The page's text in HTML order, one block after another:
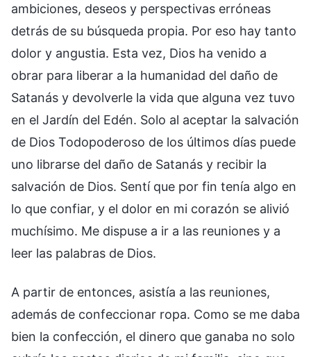
ambiciones, deseos y perspectivas erróneas
detrás de su búsqueda propia. Por eso hay tanto
dolor y angustia. Esta vez, Dios ha venido a
obrar para liberar a la humanidad del daño de
Satanás y devolverle la vida que alguna vez tuvo
en el Jardín del Edén. Solo al aceptar la salvación
de Dios Todopoderoso de los últimos días puede
uno librarse del daño de Satanás y recibir la
salvación de Dios. Sentí que por fin tenía algo en
lo que confiar, y el dolor en mi corazón se alivió
muchísimo. Me dispuse a ir a las reuniones y a
leer las palabras de Dios.
A partir de entonces, asistía a las reuniones,
además de confeccionar ropa. Como se me daba
bien la confección, el dinero que ganaba no solo